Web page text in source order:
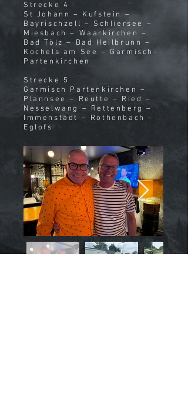
Strecke 4
St Johann – Kufstein –
Bayrischzell – Schliersee –
Miesbach – Waarkirchen –
Bad Tölz – Bad Heilbrunn –
Kochels am See – Garmisch-
Partenkirchen
Strecke 5
Garmisch Partenkirchen –
Plannsee – Reutte – Ried –
Nesselwang – Rettenberg –
Immenstadt – Röthenbach -
Eglofs